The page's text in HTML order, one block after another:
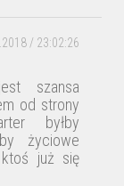
/ 23:02:26
szansa
od strony
byłby
życiowe
już się